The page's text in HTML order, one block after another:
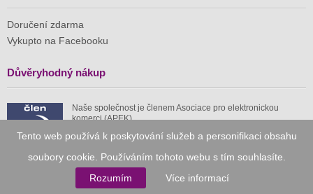
Tento web používá k poskytování služeb a personifikaci obsahu
soubory cookie. Používáním tohoto webu s tím souhlasíte.
Rozumím
Více informací
Doručení zdarma
Vykupto na Facebooku
Důvěryhodný nákup
Naše společnost je členem Asociace pro elektronickou
komerci (APEK)